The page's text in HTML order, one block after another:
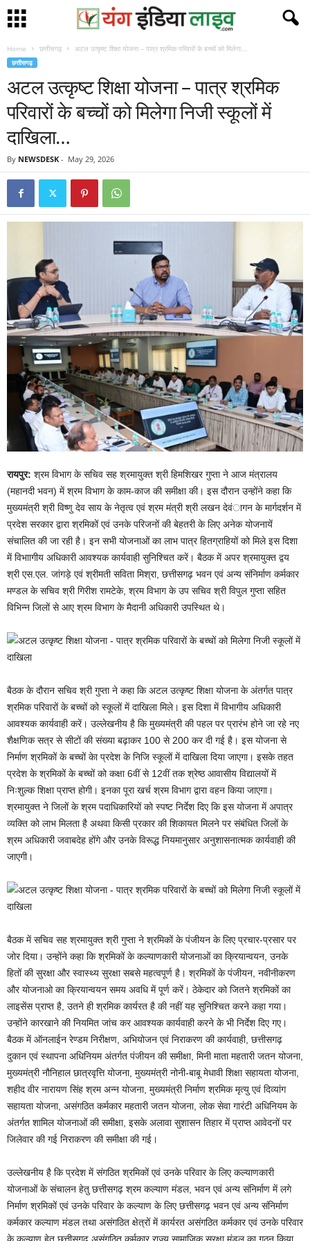
Home छत्तीसगढ़ अटल उत्कृष्ट शिक्षा योजना – पात्र श्रमिक परिवारों के बच्चों को मिलेगा...
छत्तीसगढ़
अटल उत्कृष्ट शिक्षा योजना – पात्र श्रमिक
परिवारों के बच्चों को मिलेगा निजी स्कूलों में
दाखिला…
By NEWSDESK - May 29, 2026
रायपुर: श्रम विभाग के सचिव सह श्रमायुक्त श्री हिमशिखर गुप्ता ने आज मंत्रालय
(महानदी भवन) में श्रम विभाग के काम-काज की समीक्षा की। इस दौरान उन्होंने कहा कि
मुख्यमंत्री श्री विष्णु देव साय के नेतृत्व एवं श्रम मंत्री श्री लखन देवंागन के मार्गदर्शन में
प्रदेश सरकार द्वारा श्रमिकों एवं उनके परिजनों की बेहतरी के लिए अनेक योजनायें
संचालित की जा रही है। इन सभी योजनाओं का लाभ पात्र हितग्राहियों को मिले इस दिशा
में विभाागीय अधिकारी आवश्यक कार्यवाही सुनिश्चित करें। बैठक में अपर श्रमायुक्त द्वय
श्री एस.एल. जांगड़े एवं श्रीमती सविता मिश्रा, छत्तीसगढ़ भवन एवं अन्य संनिर्माण कर्मकार
मण्डल के सचिव श्री गिरीश रामटेके, श्रम विभाग के उप सचिव श्री विपुल गुप्ता सहित
विभिन्न जिलों से आए श्रम विभाग के मैदानी अधिकारी उपस्थित थे।
बैठक के दौरान सचिव श्री गुप्ता ने कहा कि अटल उत्कृष्ट शिक्षा योजना के अंतर्गत पात्र
श्रमिक परिवारों के बच्चों को स्कूलों में दाखिला मिले। इस दिशा में विभागीय अधिकारी
आवश्यक कार्यवाही करें। उल्लेखनीय है कि मुख्यमंत्री की पहल पर प्रारंभ होने जा रहे नए
शैक्षणिक सत्र से सीटों की संख्या बढ़ाकर 100 से 200 कर दी गई है। इस योजना से
निर्माण श्रमिकों के बच्चों केा प्रदेश के निजि स्कूलों में दाखिला दिया जाएगा। इसके तहत
प्रदेश के श्रमिकों के बच्चों को कक्षा 6वीं से 12वीं तक श्रेष्ठ आवासीय विद्यालयों में
निःशुल्क शिक्षा प्राप्त होगी। इनका पूरा खर्च श्रम विभाग द्वारा वहन किया जाएगा।
श्रमायुक्त ने जिलों के श्रम पदाधिकारियों को स्पष्ट निर्देश दिए कि इस योजना में अपात्र
व्यक्ति को लाभ मिलता है अथवा किसी प्रकार की शिकायत मिलने पर संबंधित जिलों के
श्रम अधिकारी जवाबदेह होंगे और उनके विरूद्ध नियमानुसार अनुशासनात्मक कार्यवाही की
जाएगी।
बैठक में सचिव सह श्रमायुक्त श्री गुप्ता ने श्रमिकों के पंजीयन के लिए प्रचार-प्रसार पर
जोर दिया। उन्होंने कहा कि श्रमिकों के कल्याणकारी योजनाओं का क्रियान्वयन, उनके
हितों की सुरक्षा और स्वास्थ्य सुरक्षा सबसे महत्वपूर्ण है। श्रमिकों के पंजीयन, नवीनीकरण
और योजनाओ का क्रियान्वयन समय अवधि में पूर्ण करें। ठेकेदार को जितने श्रमिकों का
लाइसेंस प्राप्त है, उतने ही श्रमिक कार्यरत है की नहीं यह सुनिश्चित करने कहा गया।
उन्होंने कारखाने की नियमित जांच कर आवश्यक कार्यवाही करने के भी निर्देश दिए गए।
बैठक में ऑनलाईन रेण्डम निरीक्षण, अभियोजन एवं निराकरण की कार्यवाही, छत्तीसगढ़
दुकान एवं स्थापना अधिनियम अंतर्गत पंजीयन की समीक्षा, मिनी माता महतारी जतन योजना,
मुख्यमंत्री नौनिहाल छात्रवृत्ति योजना, मुख्यमंत्री नोनी-बाबू मेधावी शिक्षा सहायता योजना,
शहीद वीर नारायण सिंह श्रम अन्न योजना, मुख्यमंत्री निर्माण श्रमिक मृत्यु एवं दिव्यांग
सहायता योजना, असंगठित कर्मकार महतारी जतन योजना, लोक सेवा गारंटी अधिनियम के
अंतर्गत शामिल योजनाओं की समीक्षा, इसके अलावा सुशासन तिहार में प्राप्त आवेदनों पर
जिलेवार की गई निराकरण की समीक्षा की गई।
उल्लेखनीय है कि प्रदेश में संगठित श्रमिकों एवं उनके परिवार के लिए कल्याणकारी
योजनाओं के संचालन हेतु छत्तीसगढ़ श्रम कल्याण मंडल, भवन एवं अन्य संनिर्माण में लगे
निर्माण श्रमिकों एवं उनके परिवार के कल्याण के लिए छत्तीसगढ़ भवन एवं अन्य संनिर्माण
कर्मकार कल्याण मंडल तथा असंगठित क्षेत्रों में कार्यरत असंगठित कर्मकार एवं उनके परिवार
के कल्याण हेतु छत्तीसगढ़ असंगठित कर्मकार राज्य सामाजिक सुरक्षा मंडल का गठन किया